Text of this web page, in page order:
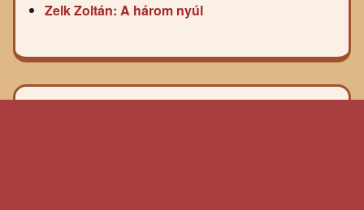
Zelk Zoltán: A három nyúl